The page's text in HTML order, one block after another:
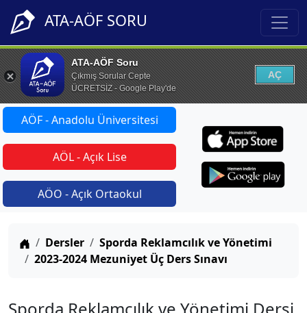
ATA-AÖF SORU
ATA-AÖF Soru
Çıkmış Sorular Cepte
ÜCRETSİZ - Google Play'de
AÇ
AÖF - Anadolu Üniversitesi
AÖL - Açık Lise
AÖO - Açık Ortaokul
Anasayfa
Dersler
Sporda Reklamcılık ve Yönetimi
2023-2024 Mezuniyet Üç Ders Sınavı